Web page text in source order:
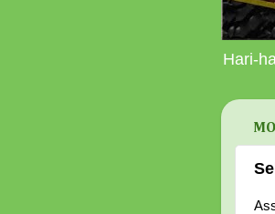
Hari-